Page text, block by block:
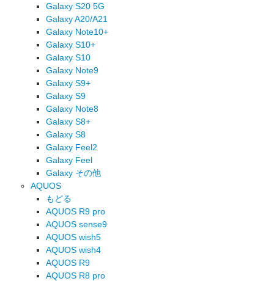
Galaxy S20 5G
Galaxy A20/A21
Galaxy Note10+
Galaxy S10+
Galaxy S10
Galaxy Note9
Galaxy S9+
Galaxy S9
Galaxy Note8
Galaxy S8+
Galaxy S8
Galaxy Feel2
Galaxy Feel
Galaxy その他
AQUOS
もどる
AQUOS R9 pro
AQUOS sense9
AQUOS wish5
AQUOS wish4
AQUOS R9
AQUOS R8 pro